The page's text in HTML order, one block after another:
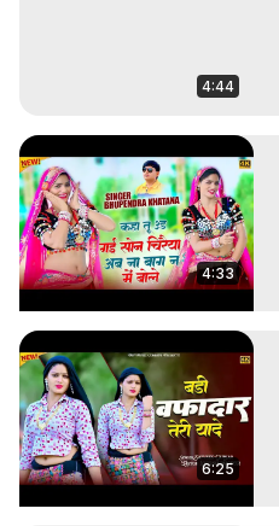
4:44
4:33
6:25